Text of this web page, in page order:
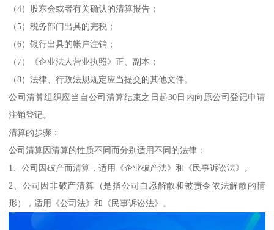
（4）股东会或者有关确认的清算报告；
（5）税务部门出具的完税；
（6）银行出具的帐户注销；
（7）《企业法人营业执照》正、副本；
（8）法律、行政法规规定应当提交的其他文件。
公司清算组织应当自公司清算结束之日起30日内向原公司登记申请
注销登记。
清算的步骤：
公司清算因清算的性质不同而分别适用不同的法律：
1、公司因破产而清算，适用《企业破产法》和《民事诉讼法》。
2、公司因非破产清算（是指公司自愿解散和被责令依法解散的情
形），适用《公司法》和《民事诉讼法》。